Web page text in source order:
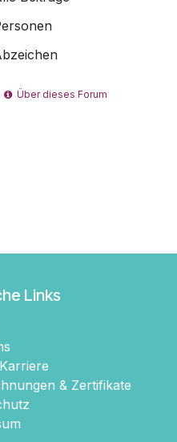
Über dieses Forum
Links
& Zertifikate